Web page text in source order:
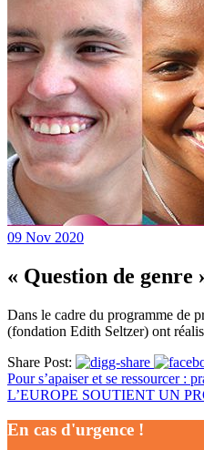
09 Nov 2020
« Question de genre
Dans le cadre du programme de
(fondation Edith Seltzer) ont
Share Post:
Pour s’apaiser et se ressourcer :
L’EUROPE SOUTIENT UN
En cas d'urgence !